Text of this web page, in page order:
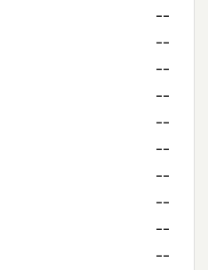
--
--
--
--
--
--
--
--
--
--